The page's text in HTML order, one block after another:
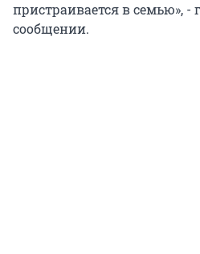
пристраивается в семью», -
сообщении.